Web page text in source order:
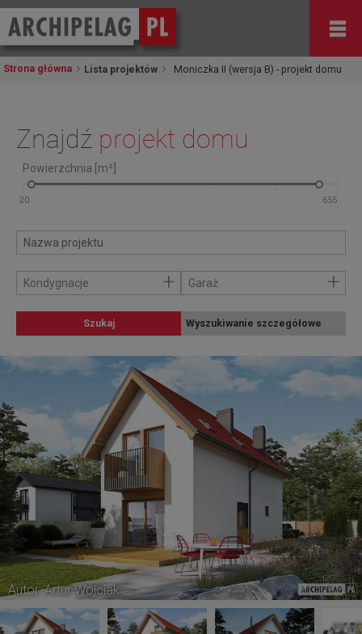
Strona główna Lista projektów Moniczka II (wersja B) - projekt domu
Znajdź projekt domu
Powierzchnia [m²]
Kondygnacje + Garaż +
Szukaj Wyszukiwanie szczegółowe
Autor: Artur Wójciak